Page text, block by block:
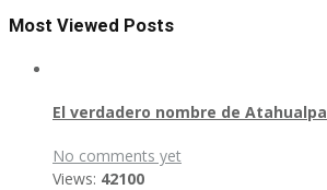
Most Viewed Posts
El verdadero nombre de Atahualpa
No comments yet
Views: 42100